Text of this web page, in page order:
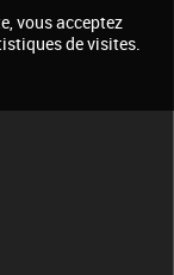
vous acceptez
de visites.